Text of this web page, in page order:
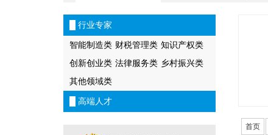
█ 行业专家
智能制造类 财税管理类 知识产权类
创新创业类 法律服务类 乡村振兴类
其他领域类
█ 高端人才
首页